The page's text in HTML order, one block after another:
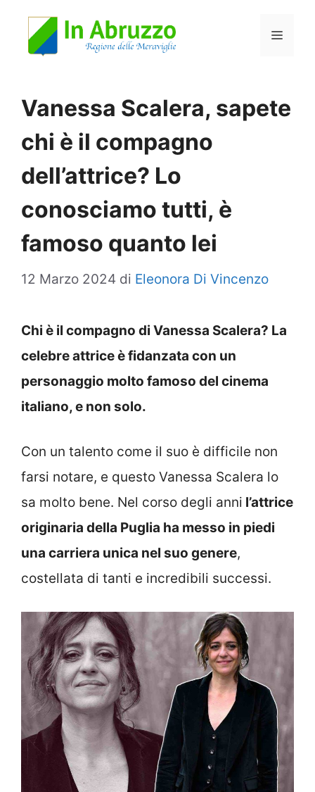
Menu
Vanessa Scalera, sapete
chi è il compagno
dell’attrice? Lo
conosciamo tutti, è
famoso quanto lei
12 Marzo 2024 di Eleonora Di Vincenzo
Chi è il compagno di Vanessa Scalera? La
celebre attrice è fidanzata con un
personaggio molto famoso del cinema
italiano, e non solo.
Con un talento come il suo è difficile non
farsi notare, e questo Vanessa Scalera lo
sa molto bene. Nel corso degli anni l’attrice
originaria della Puglia ha messo in piedi
una carriera unica nel suo genere,
costellata di tanti e incredibili successi.